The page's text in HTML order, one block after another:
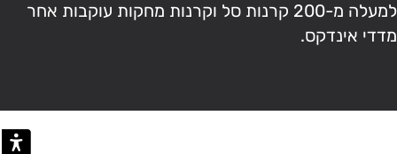
למעלה מ-200 קרנות סל וקרנות מחקות עוקבות אחר
מדדי אינדקס.